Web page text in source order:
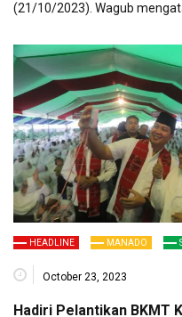
(21/10/2023). Wagub
HEADLINE MANADO
October 23, 2023
Hadiri Pelantikan BKMT